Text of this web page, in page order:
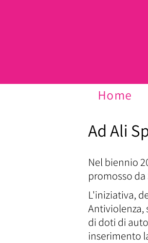
Home
Ad Ali
Nel biennio
promosso
L'iniziativa,
di doti di
inserimento